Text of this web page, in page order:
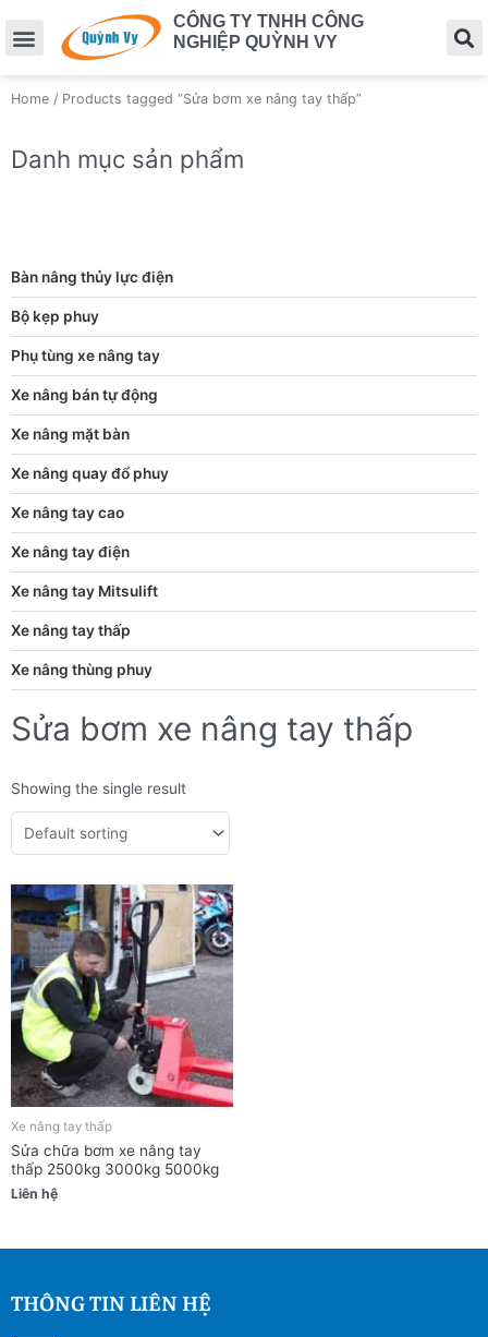
CÔNG TY TNHH CÔNG
NGHIỆP QUỲNH VY
Home / Products tagged “Sửa bơm xe nâng tay thấp”
Danh mục sản phẩm
Bàn nâng thủy lực điện
Bộ kẹp phuy
Phụ tùng xe nâng tay
Xe nâng bán tự động
Xe nâng mặt bàn
Xe nâng quay đổ phuy
Xe nâng tay cao
Xe nâng tay điện
Xe nâng tay Mitsulift
Xe nâng tay thấp
Xe nâng thùng phuy
Sửa bơm xe nâng tay thấp
Showing the single result
Xe nâng tay thấp
Sửa chữa bơm xe nâng tay
thấp 2500kg 3000kg 5000kg
Liên hệ
THÔNG TIN LIÊN HỆ